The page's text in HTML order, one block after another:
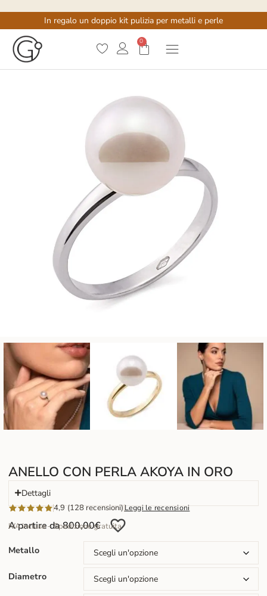
In regalo un doppio kit pulizia per metalli e perle
0
ANELLO CON PERLA AKOYA IN ORO
Dettagli
4,9 (128 recensioni)Leggi le recensioni
A partire da800,00€
IVA inclusa – Spedizione gratuita
Metallo
Diametro